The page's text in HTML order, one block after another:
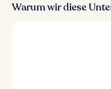
Warum wir diese